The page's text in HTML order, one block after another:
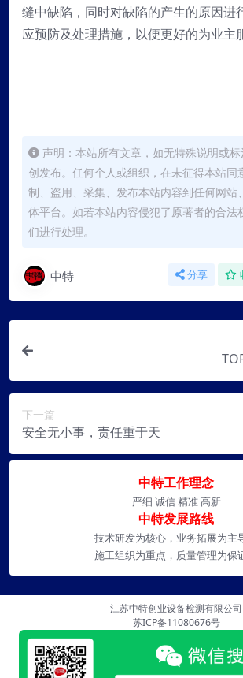
缝中缺陷，同时对缺陷的产生的原因进
应预防及处理措施，以便更好的为业主
声明：本站所有文章，如无特殊说明或
创发布。任何个人或组织，在未征得本站同
制、盗用、采集、发布本站内容到任何网站
体平台。如若本站内容侵犯了原著者的合法
们进行处理。
中特 分享
下一篇
安全无小事，责任重于天
中特工作理念
严细 诚信 精准 高新
中特发展路线
技术研发为核心，业务拓展为主
施工组织为重点，质量管理为保
江苏中特创业设备检测有限公司
苏ICP备11080676号